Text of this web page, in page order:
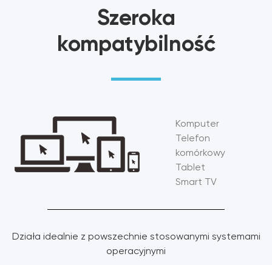
Szeroka
kompatybilność
Komputer
Telefon
komórkowy
Tablet
Smart TV
Działa idealnie z powszechnie stosowanymi systemami
operacyjnymi